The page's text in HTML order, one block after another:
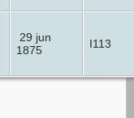
29 jun
1875
I113